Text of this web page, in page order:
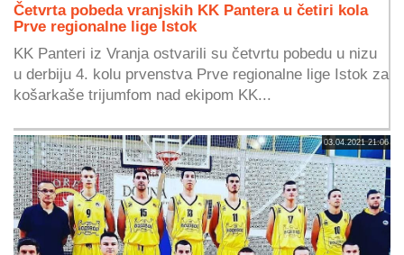
Četvrta pobeda vranjskih KK Pantera u četiri kola
Prve regionalne lige Istok
KK Panteri iz Vranja ostvarili su četvrtu pobedu u nizu
u derbiju 4. kolu prvenstva Prve regionalne lige Istok za
košarkaše trijumfom nad ekipom KK...
03.04.2021 21:06